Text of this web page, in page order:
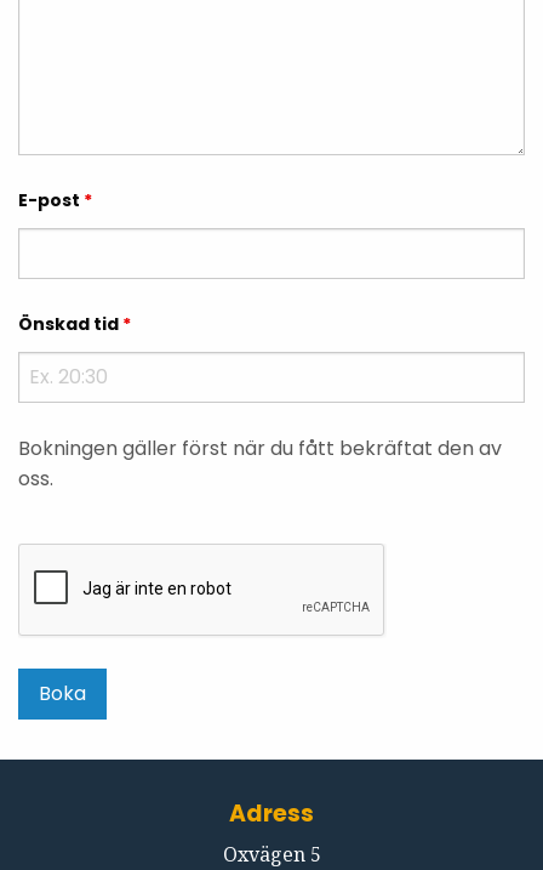
E-post *
Önskad tid *
Bokningen gäller först när du fått bekräftat den av
oss.
Adress
Oxvägen 5